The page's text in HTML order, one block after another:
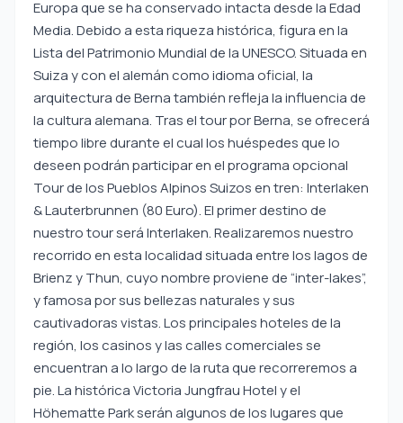
Europa que se ha conservado intacta desde la Edad
Media. Debido a esta riqueza histórica, figura en la
Lista del Patrimonio Mundial de la UNESCO. Situada en
Suiza y con el alemán como idioma oficial, la
arquitectura de Berna también refleja la influencia de
la cultura alemana. Tras el tour por Berna, se ofrecerá
tiempo libre durante el cual los huéspedes que lo
deseen podrán participar en el programa opcional
Tour de los Pueblos Alpinos Suizos en tren: Interlaken
& Lauterbrunnen (80 Euro). El primer destino de
nuestro tour será Interlaken. Realizaremos nuestro
recorrido en esta localidad situada entre los lagos de
Brienz y Thun, cuyo nombre proviene de “inter-lakes”,
y famosa por sus bellezas naturales y sus
cautivadoras vistas. Los principales hoteles de la
región, los casinos y las calles comerciales se
encuentran a lo largo de la ruta que recorreremos a
pie. La histórica Victoria Jungfrau Hotel y el
Höhematte Park serán algunos de los lugares que